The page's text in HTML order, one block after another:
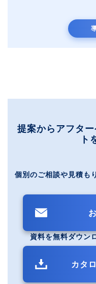
提案からアフタ
ト
個別のご相談や見積も
資料を無料ダウン
カタ